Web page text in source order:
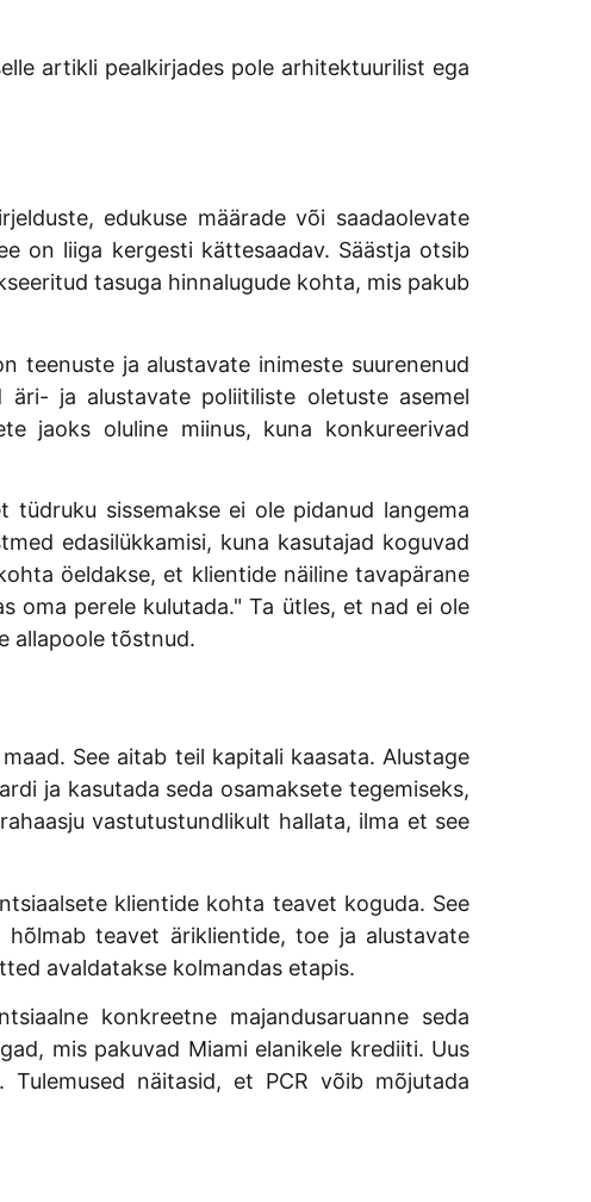
artikli pealkirjades pole arhitektuurilist ega
edukuse määrade või saadaolevate
on liiga kergesti kättesaadav. Säästja otsib
tasuga hinnalugude kohta, mis pakub
teenuste ja alustavate inimeste suurenenud
ja alustavate poliitiliste oletuste asemel
jaoks oluline miinus, kuna konkureerivad
tüdruku sissemakse ei ole pidanud langema
edasilükkamisi, kuna kasutajad koguvad
öeldakse, et klientide näiline tavapärane
oma perele kulutada." Ta ütles, et nad ei ole
allapoole tõstnud.
See aitab teil kapitali kaasata. Alustage
ja kasutada seda osamaksete tegemiseks,
vastutustundlikult hallata, ilma et see
klientide kohta teavet koguda. See
hõlmab teavet äriklientide, toe ja alustavate
avaldatakse kolmandas etapis.
konkreetne majandusaruanne seda
mis pakuvad Miami elanikele krediiti. Uus
näitasid, et PCR võib mõjutada